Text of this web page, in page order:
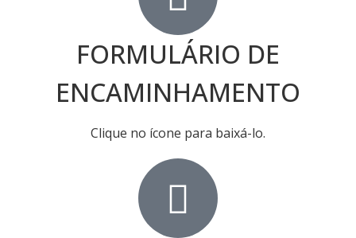
FORMULÁRIO DE
ENCAMINHAMENTO
Clique no ícone para baixá-lo.